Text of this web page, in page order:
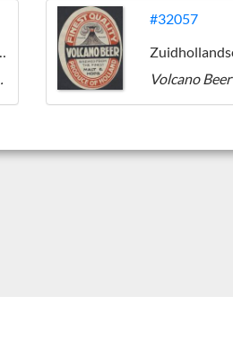
#32057
Volcano Beer